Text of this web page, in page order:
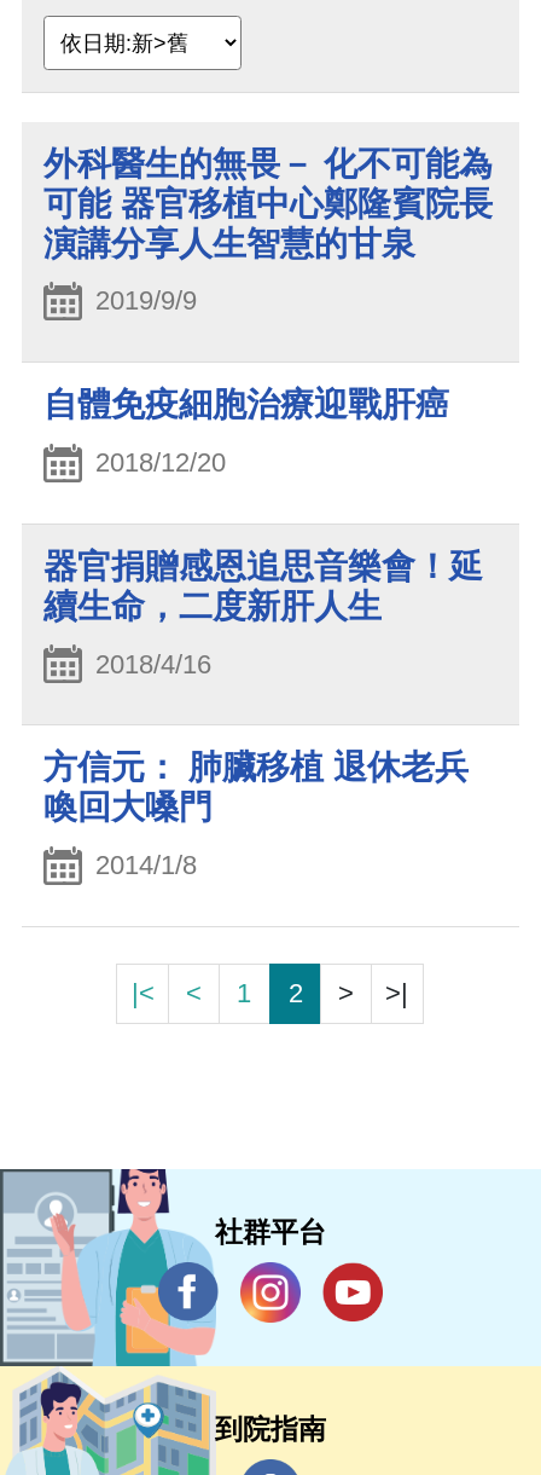
外科醫生的無畏－ 化不可能為
可能 器官移植中心鄭隆賓院長
演講分享人生智慧的甘泉
2019/9/9
自體免疫細胞治療迎戰肝癌
2018/12/20
器官捐贈感恩追思音樂會！延
續生命，二度新肝人生
2018/4/16
方信元： 肺臟移植 退休老兵
喚回大嗓門
2014/1/8
|< < 1 2 > >|
社群平台
到院指南